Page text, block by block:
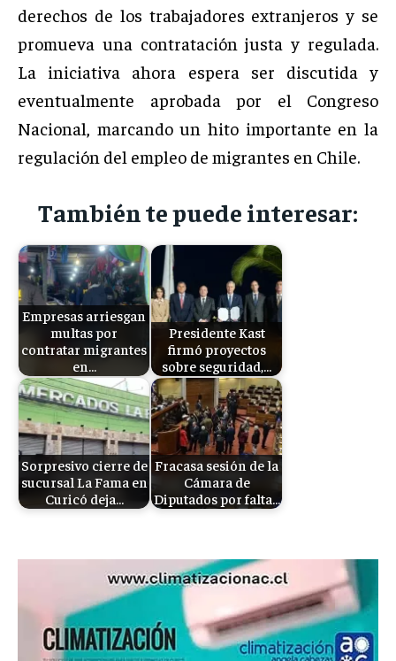
derechos de los trabajadores extranjeros y se
promueva una contratación justa y regulada.
La iniciativa ahora espera ser discutida y
eventualmente aprobada por el Congreso
Nacional, marcando un hito importante en la
regulación del empleo de migrantes en Chile.
También te puede interesar:
Empresas arriesgan
multas por
contratar migrantes
en…
Presidente Kast
firmó proyectos
sobre seguridad,…
Sorpresivo cierre de
sucursal La Fama en
Curicó deja…
Fracasa sesión de la
Cámara de
Diputados por falta…